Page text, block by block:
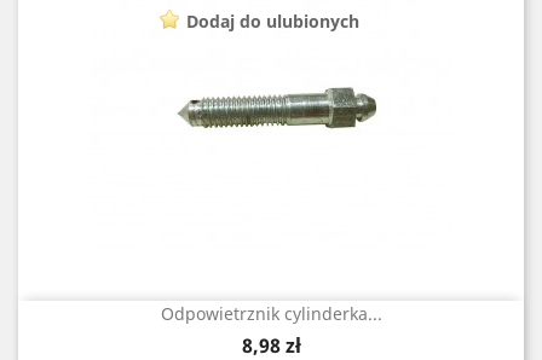
Odpowietrznik cylinderka...
Cena
8,98 zł
Dodaj do ulubionych